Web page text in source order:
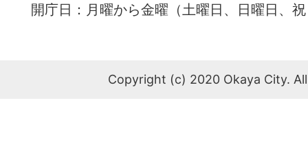
開庁日：月曜から金曜（土曜日、日曜日、
Copyright (c) 2020 Okaya City.